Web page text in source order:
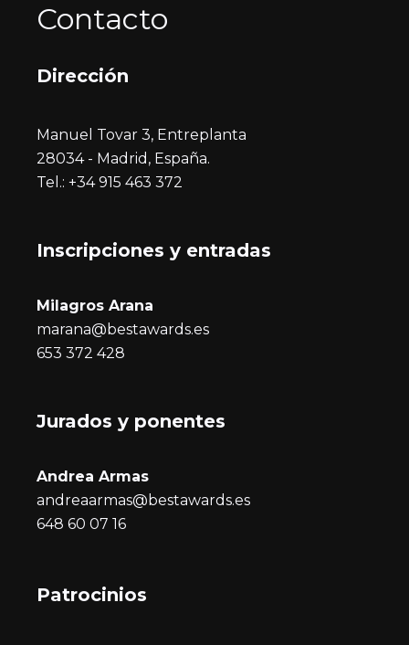
Contacto
Dirección
Manuel Tovar 3, Entreplanta
28034 - Madrid, España.
Tel.: +34 915 463 372
Inscripciones y entradas
Milagros Arana
marana@bestawards.es
653 372 428
Jurados y ponentes
Andrea Armas
andreaarmas@bestawards.es
648 60 07 16
Patrocinios